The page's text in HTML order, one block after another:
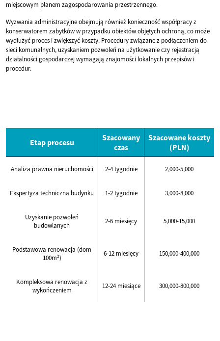
miejscowym planem zagospodarowania przestrzennego.
Wyzwania administracyjne obejmują również konieczność współpracy z
konserwatorem zabytków w przypadku obiektów objętych ochroną, co może
wydłużyć proces i zwiększyć koszty. Procedury związane z podłączeniem do
sieci komunalnych, uzyskaniem pozwoleń na użytkowanie czy rejestracją
działalności gospodarczej wymagają znajomości lokalnych przepisów i
procedur.
Etap procesu
Szacowany
czas
Szacowane koszty
(PLN)
Analiza prawna nieruchomości 2-4 tygodnie 2,000-5,000
Ekspertyza techniczna budynku 1-2 tygodnie 3,000-8,000
Uzyskanie pozwoleń
budowlanych
2-6 miesięcy 5,000-15,000
Podstawowa renowacja (dom
100m²)
6-12 miesięcy 150,000-400,000
Kompleksowa renowacja z
wykończeniem
12-24 miesiące 300,000-800,000